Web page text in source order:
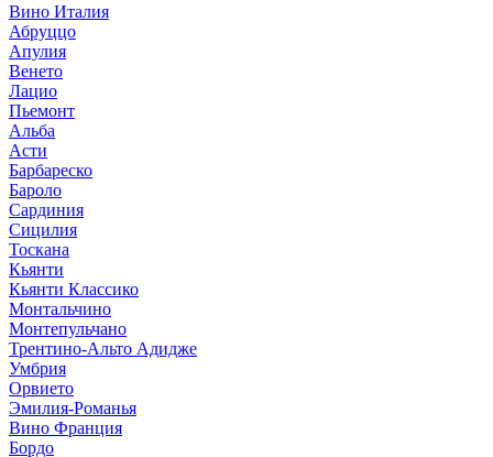
Вино Италия
Абруццо
Апулия
Венето
Лацио
Пьемонт
Альба
Асти
Барбареско
Бароло
Сардиния
Сицилия
Тоскана
Кьянти
Кьянти Классико
Монтальчино
Монтепульчано
Трентино-Альто Адидже
Умбрия
Орвието
Эмилия-Романья
Вино Франция
Бордо